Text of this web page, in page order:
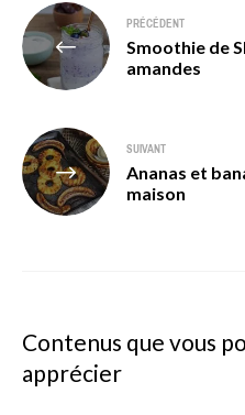
Navigation
de
l’article
PRÉCÉDENT
Smoothie de
amandes
SUIVANT
Ananas et
maison
Contenus que vous
apprécier